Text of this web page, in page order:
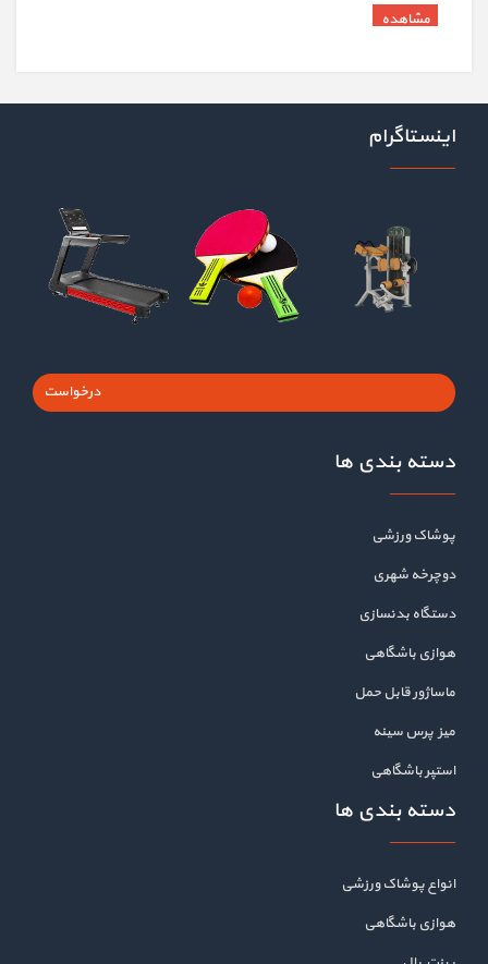
اینستاگرام
درخواست
دسته بندی ها
پوشاک ورزشی
دوچرخه شهری
دستگاه بدنسازی
هوازی باشگاهی
ماساژور قابل حمل
میز پرس سینه
استپر باشگاهی
دسته بندی ها
انواع پوشاک ورزشی
هوازی باشگاهی